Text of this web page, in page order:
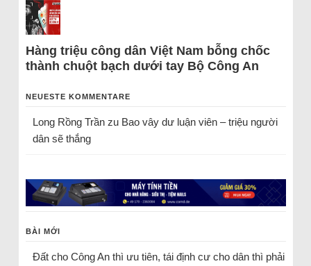
Hàng triệu công dân Việt Nam bỗng chốc
thành chuột bạch dưới tay Bộ Công An
NEUESTE KOMMENTARE
Long Rồng Trầnzu Bao vây dư luận viên – triệu người
dân sẽ thắng
BÀI MỚI
Đất cho Công An thì ưu tiên, tái định cư cho dân thì phải